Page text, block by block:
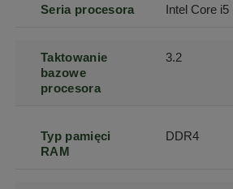
Seria procesora Intel Core i5
Taktowanie
bazowe
procesora
3.2
Typ pamięci
RAM
DDR4